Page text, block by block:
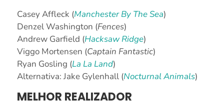
Casey Affleck (Manchester By The Sea)
Denzel Washington (Fences)
Andrew Garfield (Hacksaw Ridge)
Viggo Mortensen (Captain Fantastic)
Ryan Gosling (La La Land)
Alternativa: Jake Gylenhall (Nocturnal Animals)
MELHOR REALIZADOR